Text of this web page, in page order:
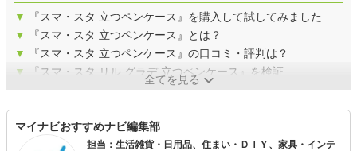
▼
『スマ・スタ 立つペンケース』を購入して試してみました
▼
『スマ・スタ 立つペンケース』とは？
▼
『スマ・スタ 立つペンケース』の口コミ・評判は？
▼
『スマ・スタ リル グラデ 立つペンケース』を検証
全てを見る
マイナビおすすめナビ編集部
担当：生活雑貨・日用品、住まい・ＤＩＹ、家具・インテ